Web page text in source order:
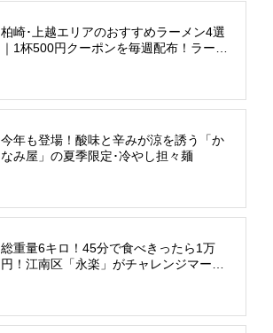
柏崎･上越エリアのおすすめラーメン4選
｜1杯500円クーポンを毎週配布！ラーメ
今年も登場！酸味と辛みが涼を誘う「か
なみ屋」の夏季限定･冷やし担々麺
総重量6キロ！45分で食べきったら1万
円！江南区「永楽」がチャレンジマーボ